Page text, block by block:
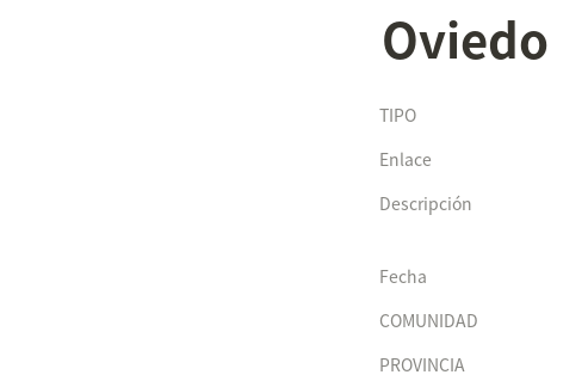
Oviedo
TIPO
Enlace
Descripción
Fecha
COMUNIDAD
PROVINCIA